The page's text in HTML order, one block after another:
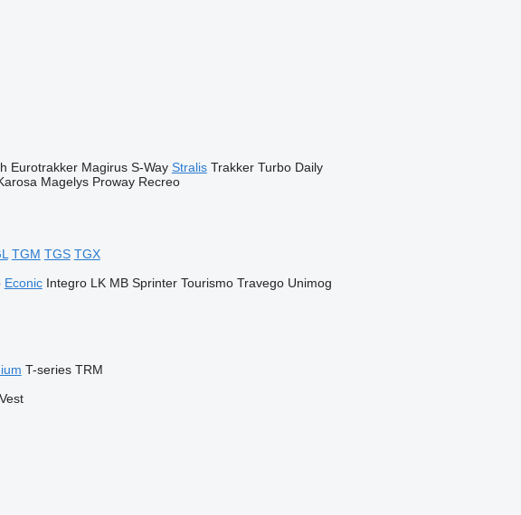
Eurotrakker Magirus S-Way Stralis Trakker Turbo Daily
Magelys Proway Recreo
TGM TGS TGX
Econic Integro LK MB Sprinter Tourismo Travego Unimog
T-series TRM
Vest